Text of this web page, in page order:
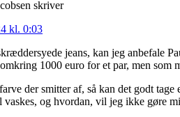
skriver
kl. 0:03
jeans, kan jeg anbefale
1000 euro for et par, men som
der smitter af, så kan det godt
vaskes, og hvordan, vil jeg ikke gøre